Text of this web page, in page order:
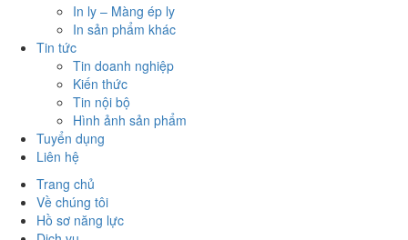
In ly – Màng ép ly
In sản phẩm khác
Tin tức
Tin doanh nghiệp
Kiến thức
Tin nội bộ
Hình ảnh sản phẩm
Tuyển dụng
Liên hệ
Trang chủ
Về chúng tôi
Hồ sơ năng lực